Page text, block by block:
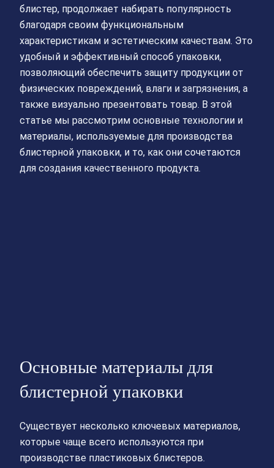
блистер, продолжает набирать популярность
благодаря своим функциональным
характеристикам и эстетическим качествам. Это
удобный и эффективный способ упаковки,
позволяющий обеспечить защиту продукции от
физических повреждений, влаги и загрязнения, а
также визуально презентовать товар. В этой
статье мы рассмотрим основные технологии и
материалы, используемые для производства
блистерной упаковки, и то, как они сочетаются
для создания качественного продукта.
Основные материалы для
блистерной упаковки
Существует несколько ключевых материалов,
которые чаще всего используются при
производстве пластиковых блистеров.